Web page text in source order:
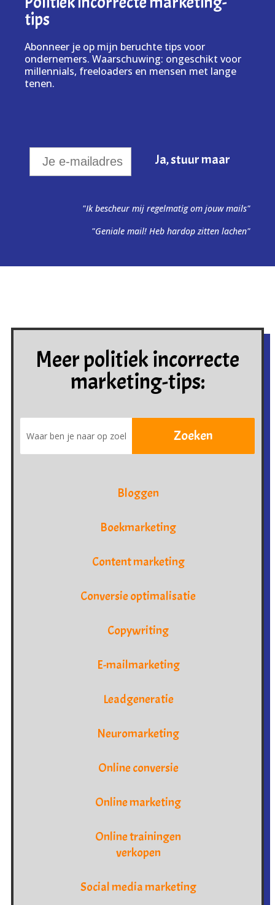
tips
Abonneer je op mijn beruchte tips voor
ondernemers. Waarschuwing: ongeschikt voor
millennials, freeloaders en mensen met lange
tenen.
"Ik bescheur mij regelmatig om jouw mails"
"Geniale mail! Heb hardop zitten lachen"
Meer politiek incorrecte
marketing-tips:
Bloggen
Boekmarketing
Content marketing
Conversie optimalisatie
Copywriting
E-mailmarketing
Leadgeneratie
Neuromarketing
Online conversie
Online marketing
Online trainingen
verkopen
Social media marketing